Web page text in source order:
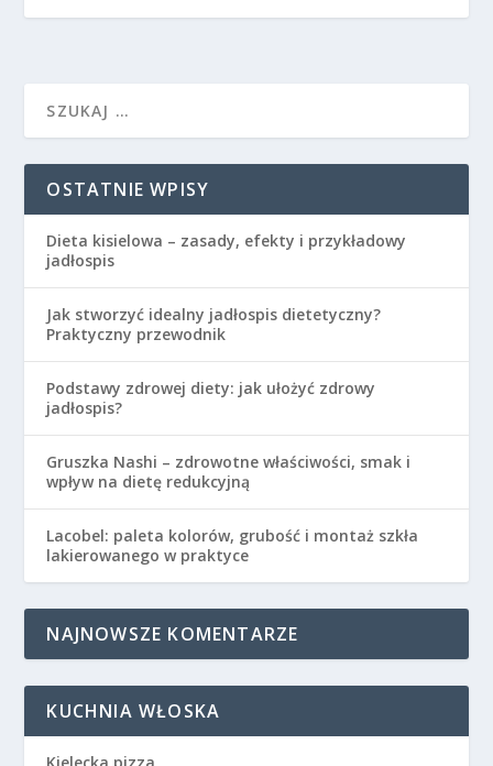
OSTATNIE WPISY
Dieta kisielowa – zasady, efekty i przykładowy
jadłospis
Jak stworzyć idealny jadłospis dietetyczny?
Praktyczny przewodnik
Podstawy zdrowej diety: jak ułożyć zdrowy
jadłospis?
Gruszka Nashi – zdrowotne właściwości, smak i
wpływ na dietę redukcyjną
Lacobel: paleta kolorów, grubość i montaż szkła
lakierowanego w praktyce
NAJNOWSZE KOMENTARZE
KUCHNIA WŁOSKA